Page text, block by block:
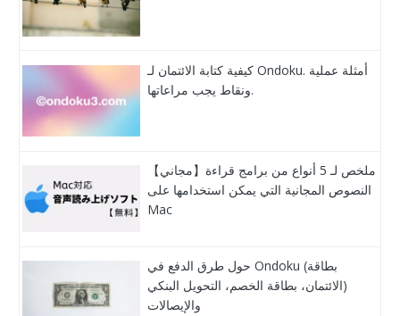
كيفية كتابة الائتمان لـ Ondoku. أمثلة عملية
ونقاط يجب مراعاتها.
【مجاني】ملخص لـ 5 أنواع من برامج قراءة
النصوص المجانية التي يمكن استخدامها على
Mac
حول طرق الدفع في Ondoku (بطاقة
الائتمان، بطاقة الخصم، التحويل البنكي)
والإيصالات